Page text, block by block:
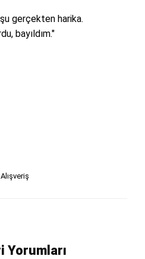
gerçekten harika.
bayıldım."
Yorumları